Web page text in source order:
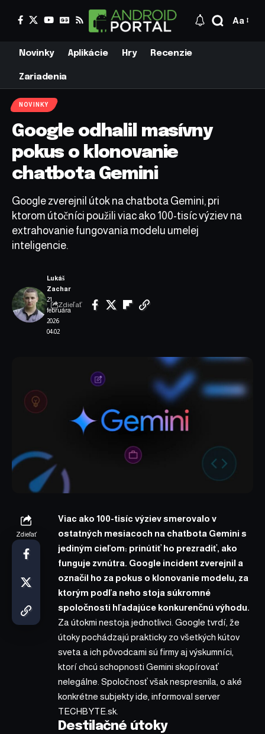
Aa
Novinky Aplikácie Hry Recenzie
Zariadenia
NOVINKY
Google odhalil masívny
pokus o klonovanie
chatbota Gemini
Google zverejnil útok na chatbota Gemini, pri
ktorom útočníci použili viac ako 100-tisíc výziev na
extrahovanie fungovania modelu umelej
inteligencie.
21.
februára
2026
04:02
Lukáš
Zachar
Zdieľať
Zdieľať
Viac ako 100-tisíc výziev smerovalo v
ostatných mesiacoch na chatbota Gemini s
jediným cieľom: prinútiť ho prezradiť, ako
funguje zvnútra. Google incident zverejnil a
označil ho za pokus o klonovanie modelu, za
ktorým podľa neho stoja súkromné
spoločnosti hľadajúce konkurenčnú výhodu.
Za útokmi nestoja jednotlivci. Google tvrdí, že
útoky pochádzajú prakticky zo všetkých kútov
sveta a ich pôvodcami sú firmy aj výskumníci,
ktorí chcú schopnosti Gemini skopírovať
nelegálne. Spoločnosť však nespresnila, o aké
konkrétne subjekty ide, informoval server
TECHBYTE.sk.
Destilačné útoky